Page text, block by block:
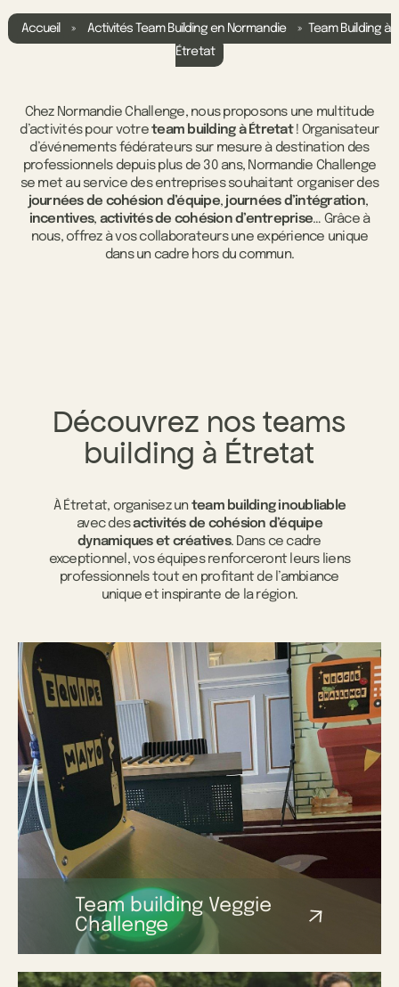
Accueil » Activités Team Building en Normandie »
Team Building à
Étretat
Chez Normandie Challenge, nous proposons une multitude
d’activités pour votre team building à Étretat! Organisateur
d’événements fédérateurs sur mesure à destination des
professionnels depuis plus de 30 ans, Normandie Challenge
se met au service des entreprises souhaitant organiser des
journées de cohésion d’équipe, journées d’intégration,
incentives, activités de cohésion d’entreprise… Grâce à
nous, offrez à vos collaborateurs une expérience unique
dans un cadre hors du commun.
Découvrez nos teams
building à Étretat
À Étretat, organisez un team building inoubliable
avec desactivités de cohésion d’équipe
dynamiques et créatives. Dans ce cadre
exceptionnel, vos équipes renforceront leurs liens
professionnels tout en profitant de l’ambiance
unique et inspirante de la région.
Team building Veggie
Challenge